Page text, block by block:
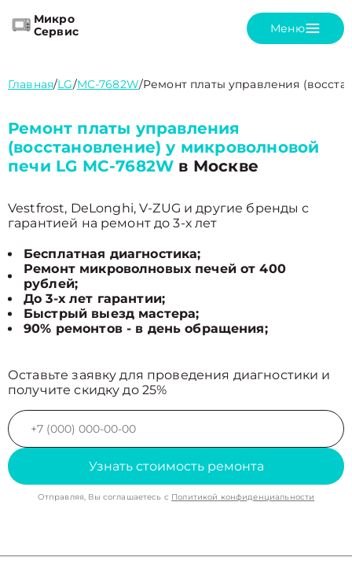
Микро
Сервис
Меню
Главная/LG/MC-7682W/Ремонт платы управления
Ремонт платы управления
(восстановление) у микроволновой
печи LG MC-7682W в Москве
Vestfrost, DeLonghi, V-ZUG и другие бренды с
гарантией на ремонт до 3-х лет
Бесплатная диагностика;
Ремонт микроволновых печей от 400
рублей;
До 3-х лет гарантии;
Быстрый выезд мастера;
90% ремонтов - в день обращения;
Оставьте заявку для проведения диагностики и
получите скидку до 25%
Узнать стоимость ремонта
Отправляя, Вы соглашаетесь с Политикой конфиденциальности